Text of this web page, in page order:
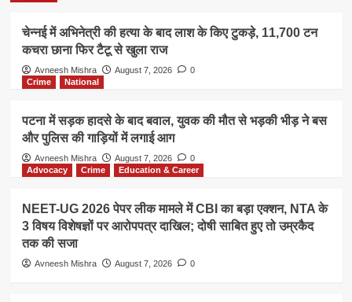
चेन्नई में अभिनेत्री की हत्या के बाद लाश के किए टुकड़े, 11,700 टन
कचरा छाना फिर टैटू से खुला राज
Avneesh Mishra August 7, 2026
0
Crime
National
पटना में सड़क हादसे के बाद बवाल, युवक की मौत से भड़की भीड़ ने बस
और पुलिस की गाड़ियों में लगाई आग
Avneesh Mishra August 7, 2026
0
Advocacy
Crime Education & Career
NEET-UG 2026 पेपर लीक मामले में CBI का बड़ा एक्शन, NTA के
3 विषय विशेषज्ञों पर आरोपपत्र दाखिल; दोषी साबित हुए तो उम्रकैद
तक की सजा
Avneesh Mishra August 7, 2026 0